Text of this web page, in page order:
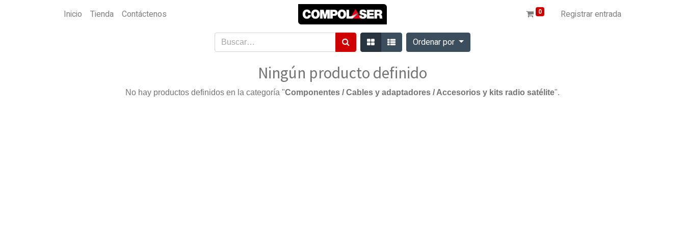
Inicio Tienda Contáctenos 0 Registrar entrada
Ordenar por
Ningún producto definido
No hay productos definidos en la categoría "Componentes / Cables y adaptadores / Accesorios y kits radio satélite".